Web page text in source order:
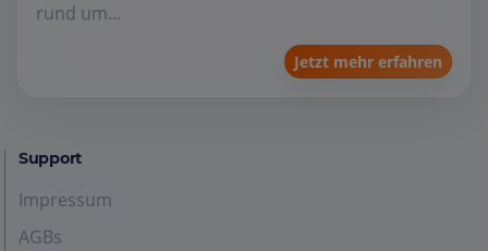
rund um...
Jetzt mehr erfahren
Support
Impressum
AGBs